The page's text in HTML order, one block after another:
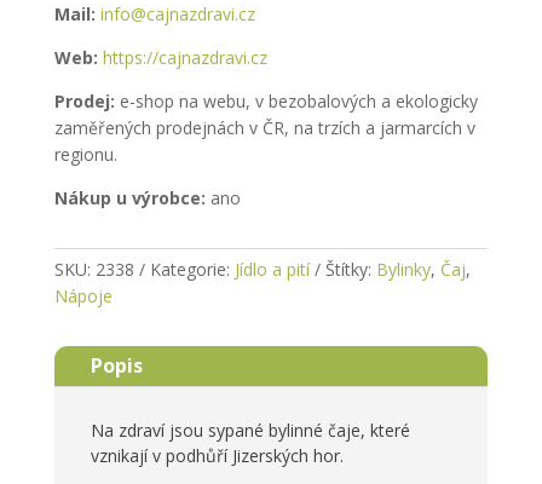
Mail: info@cajnazdravi.cz
Web: https://cajnazdravi.cz
Prodej: e-shop na webu, v bezobalových a ekologicky
zaměřených prodejnách v ČR, na trzích a jarmarcích v
regionu.
Nákup u výrobce: ano
SKU: 2338 Kategorie: Jídlo a pití Štítky: Bylinky, Čaj,
Nápoje
Popis
Na zdraví jsou sypané bylinné čaje, které
vznikají v podhůří Jizerských hor.